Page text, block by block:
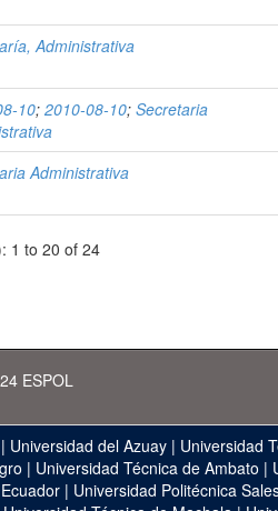
Administrativa
10;2010-08-10;Secretaria
Administrativa
1 to 20 of 24
ESPOL
| Universidad del Azuay | Universidad
| Universidad Técnica de Ambato |
| Universidad Politécnica